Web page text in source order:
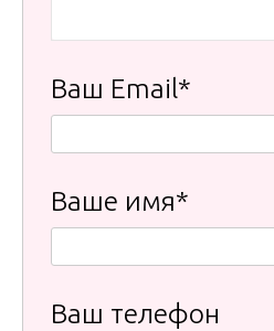
Ваш Email*
Ваше имя*
Ваш телефон